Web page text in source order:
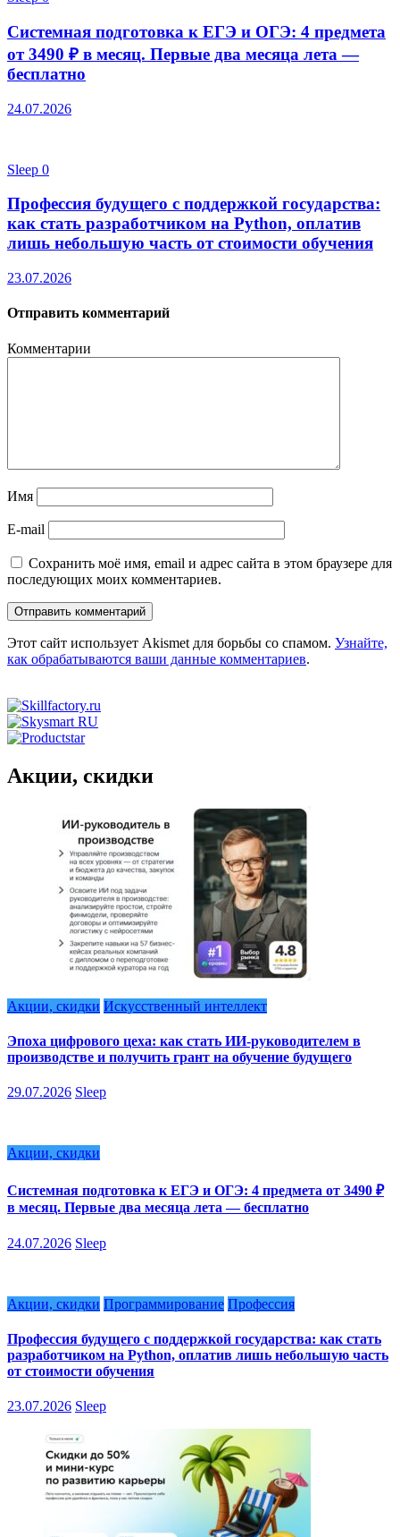
Системная подготовка к ЕГЭ и ОГЭ: 4 предмета
от 3490 ₽ в месяц. Первые два месяца лета —
бесплатно
24.07.2026
Sleep 0
Профессия будущего с поддержкой государства:
как стать разработчиком на Python, оплатив
лишь небольшую часть от стоимости обучения
23.07.2026
Отправить комментарий
Комментарии
Имя
E-mail
Сохранить моё имя, email и адрес сайта в этом браузере для
последующих моих комментариев.
Этот сайт использует Akismet для борьбы со спамом. Узнайте,
как обрабатываются ваши данные комментариев.
Акции, скидки
Акции, скидки Искусственный интеллект
Эпоха цифрового цеха: как стать ИИ-руководителем в
производстве и получить грант на обучение будущего
29.07.2026 Sleep
Акции, скидки
Системная подготовка к ЕГЭ и ОГЭ: 4 предмета от 3490 ₽
в месяц. Первые два месяца лета — бесплатно
24.07.2026 Sleep
Акции, скидки Программирование Профессия
Профессия будущего с поддержкой государства: как стать
разработчиком на Python, оплатив лишь небольшую часть
от стоимости обучения
23.07.2026 Sleep